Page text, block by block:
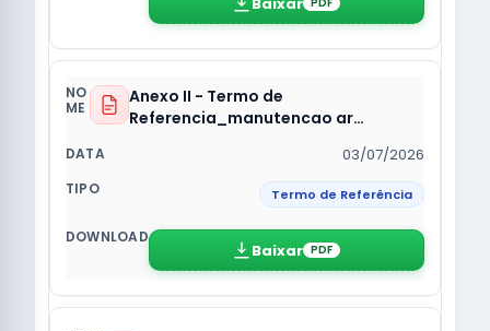
Anexo II - Termo de
Referencia_manutencao ar
03/07/2026
Termo de Referência
Baixar PDF